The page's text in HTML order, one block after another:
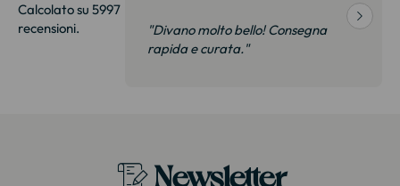
Calcolato su 5997
recensioni.
"Divano molto bello! Consegna
rapida e curata."
Newsletter